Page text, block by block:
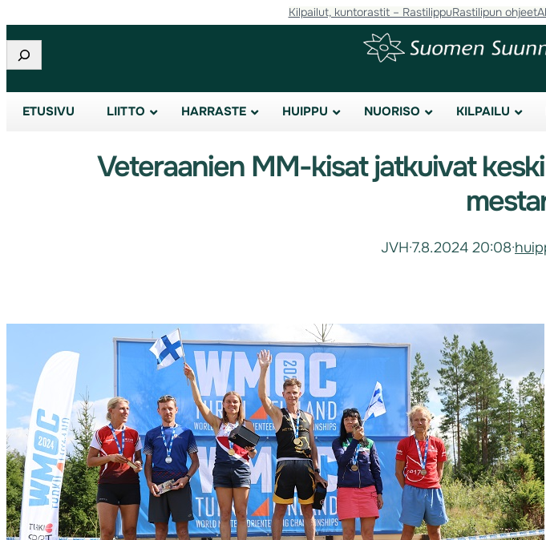
Kilpailut, kuntorastit – RastilippuRastilipun ohjeet
Etsi
ETUSIVU LIITTO HARRASTE HUIPPU NUORISO KILPAILU
Veteraanien MM-kisat jatkuivat
JVH·7.8.2024 20:08·